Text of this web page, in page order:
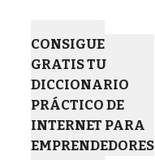
CONSIGUE
GRATIS TU
DICCIONARIO
PRÁCTICO DE
INTERNET PARA
EMPRENDEDORES